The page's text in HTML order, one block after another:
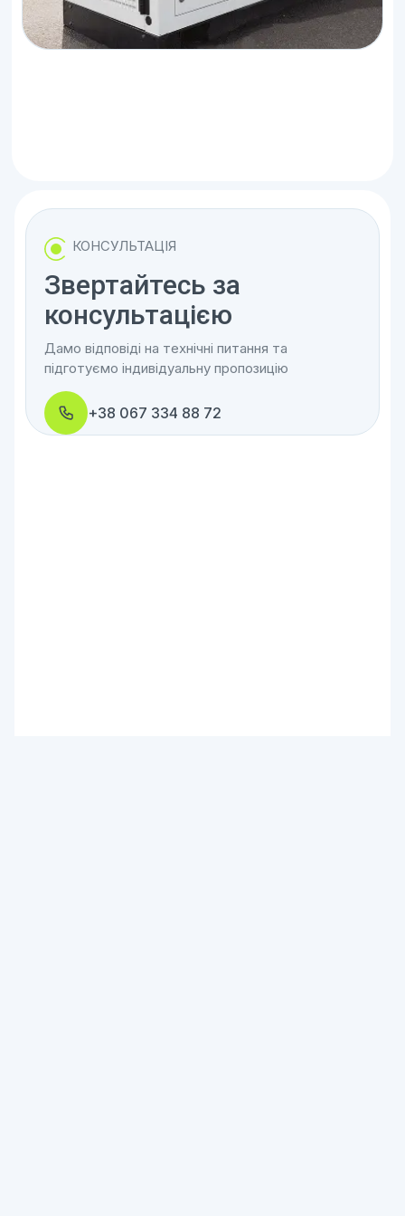
КОНСУЛЬТАЦІЯ
Звертайтесь за
консультацією
Дамо відповіді на технічні питання та
підготуємо індивідуальну пропозицію
+38 067 334 88 72